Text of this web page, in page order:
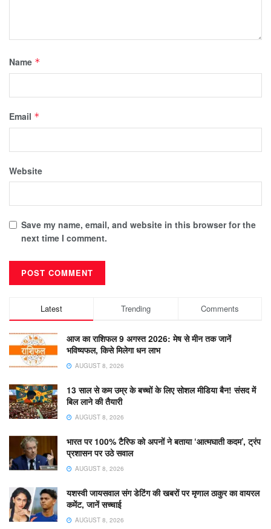
Name *
Email *
Website
Save my name, email, and website in this browser for the
next time I comment.
Latest Trending Comments
आज का राशिफल 9 अगस्त 2026: मेष से मीन तक जानें
भविष्यफल, किसे मिलेगा धन लाभ
AUGUST 8, 2026
13 साल से कम उम्र के बच्चों के लिए सोशल मीडिया बैन! संसद में
बिल लाने की तैयारी
AUGUST 8, 2026
भारत पर 100% टैरिफ को अपनों ने बताया ‘आत्मघाती कदम’, ट्रंप
प्रशासन पर उठे सवाल
AUGUST 8, 2026
यशस्वी जायसवाल संग डेटिंग की खबरों पर मृणाल ठाकुर का वायरल
कमेंट, जानें सच्चाई
AUGUST 8, 2026